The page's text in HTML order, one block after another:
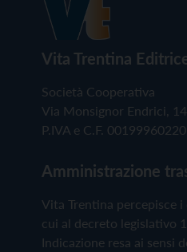
Vita Trentina
Società Cooperativa
Via Monsignor Endrici,
P.IVA e C.F. 00199960220
Amministrazione
Vita Trentina percepisce
cui al decreto legislativo
Indicazione resa ai sensi